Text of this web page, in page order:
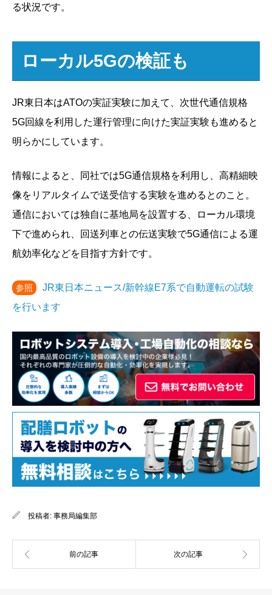
る状況です。
ローカル5Gの検証も
JR東日本はATOの実証実験に加えて、次世代通信規格
5G回線を利用した運行管理に向けた実証実験も進めると
明らかにしています。
情報によると、同社では5G通信規格を利用し、高精細映
像をリアルタイムで送受信する実験を進めるとのこと。
通信においては独自に基地局を設置する、ローカル環境
下で進められ、回送列車との伝送実験で5G通信による運
航効率化などを目指す方針です。
参照
JR東日本ニュース/新幹線E7系で自動運転の試験
を行います
投稿者: 事務局編集部